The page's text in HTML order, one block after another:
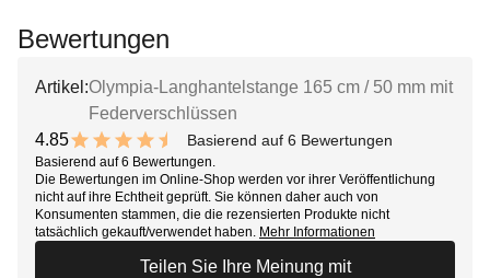
Bewertungen
Artikel:Olympia-Langhantelstange 165 cm / 50 mm mit
Federverschlüssen
4.85
9.7 out of 10 stars
Basierend auf 6 Bewertungen
Basierend auf 6 Bewertungen.
Die Bewertungen im Online-Shop werden vor ihrer Veröffentlichung
nicht auf ihre Echtheit geprüft. Sie können daher auch von
Konsumenten stammen, die die rezensierten Produkte nicht
tatsächlich gekauft/verwendet haben. Mehr Informationen
Teilen Sie Ihre Meinung mit